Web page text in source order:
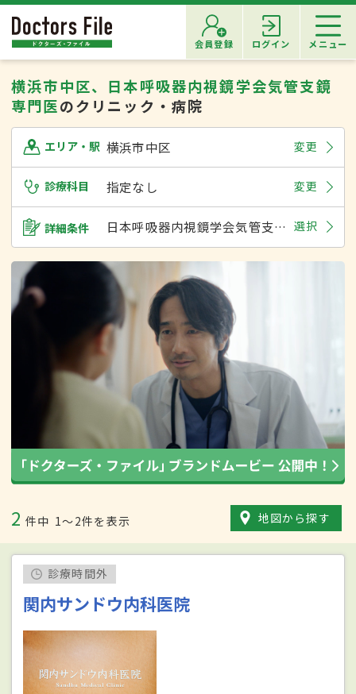
会員登録 ログイン メニュー
横浜市中区、日本呼吸器内視鏡学会気管支鏡
専門医のクリニック・病院
エリア・駅 横浜市中区 変更
診療科目 指定なし 変更
詳細条件 日本呼吸器内視鏡学会気管支鏡専門医 選択
2 件中 1〜2件を表示 地図から探す
診療時間外
関内サンドウ内科医院